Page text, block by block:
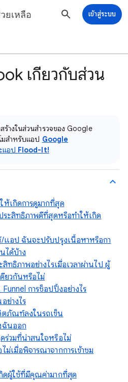
ยเหลือ เข้าสู่ระบบ
เกี่ยวกับส่วน
างในส่วนสํารวจของ Google
สําหรับแอป Google
แอป Flood-It!
เกิดการดูมากที่สุด
ะสิทธิภาพดีที่สุดหรือทำให้เกิด
แอป ฉันจะปรับปรุงเนื้อหาหรือกา
ได้บ้าง
ทธิภาพอย่างไรเมื่อเวลาผ่านไป ผู้
ยวกันหรือไม่
การช็อปปิ้งอย่างไร
ย่างไร
ตภัณฑ์ลงในรถเข็น
ฉันออก
ร่วมที่น่าสนใจหรือไม่
เมื่อพิจารณาจากการเข้าชม
ดผู้ใช้ที่มีคุณค่ามากที่สุด